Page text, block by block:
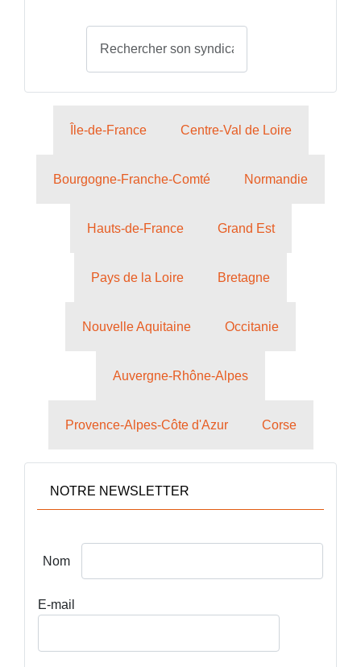
Île-de-France Centre-Val de Loire
Bourgogne-Franche-Comté Normandie
Hauts-de-France Grand Est
Pays de la Loire Bretagne
Nouvelle Aquitaine Occitanie
Auvergne-Rhône-Alpes
Provence-Alpes-Côte d'Azur Corse
NOTRE NEWSLETTER
Nom
E-mail